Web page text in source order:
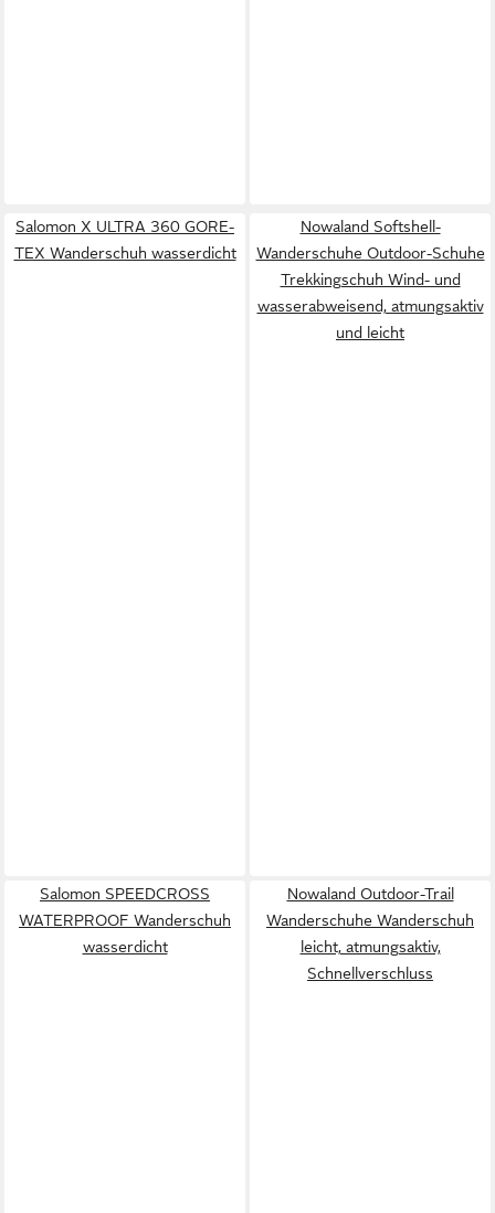
Salomon X ULTRA 360 GORE-
TEX Wanderschuh wasserdicht
Nowaland Softshell-
Wanderschuhe Outdoor-Schuhe
Trekkingschuh Wind- und
wasserabweisend, atmungsaktiv
und leicht
Salomon SPEEDCROSS
WATERPROOF Wanderschuh
wasserdicht
Nowaland Outdoor-Trail
Wanderschuhe Wanderschuh
leicht, atmungsaktiv,
Schnellverschluss